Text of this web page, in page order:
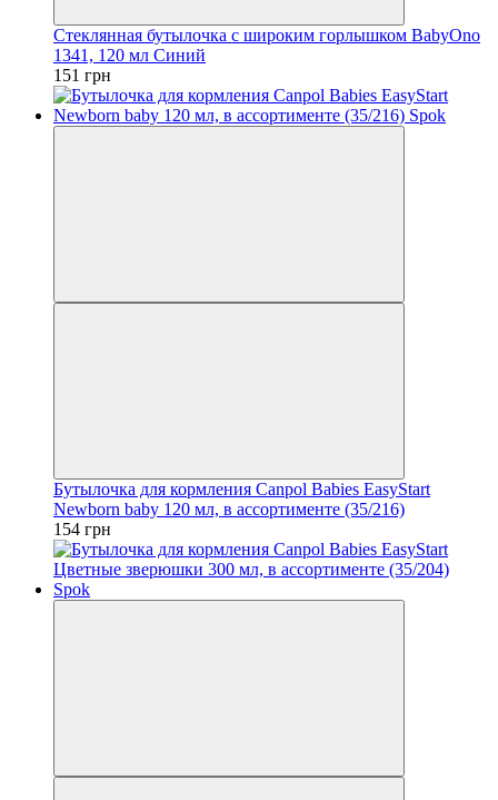
Стеклянная бутылочка с широким горлышком BabyOno
1341, 120 мл Синий
151 грн
Бутылочка для кормления Canpol Babies EasyStart
Newborn baby 120 мл, в ассортименте (35/216)
154 грн